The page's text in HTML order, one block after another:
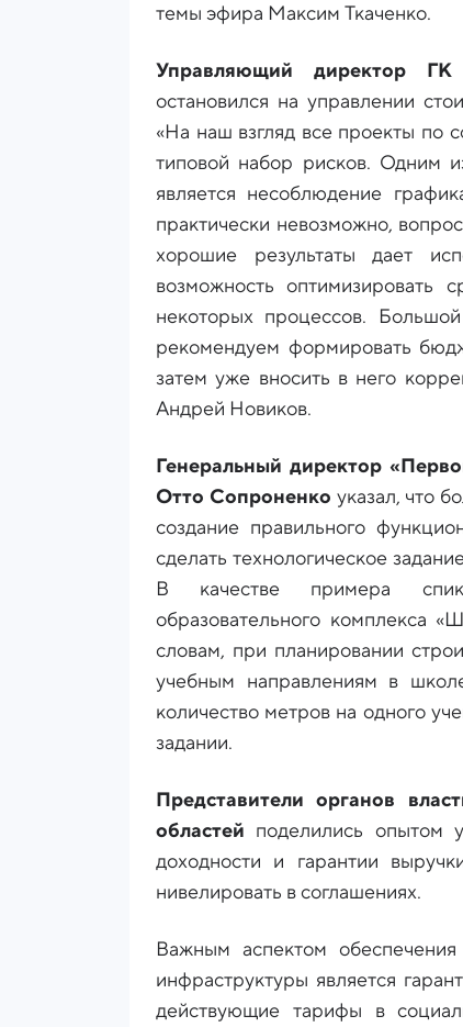
темы эфира Максим Ткаченко.
Управляющий директор
остановился на управлении
«На наш взгляд все проекты по
типовой набор рисков. Одним
является несоблюдение
практически невозможно,
хорошие результаты дает
возможность оптимизировать
некоторых процессов.
рекомендуем формировать
затем уже вносить в него
Андрей Новиков.
Генеральный директор
Отто Сопроненко указал, что
создание правильного
сделать технологическое
В качестве примера
образовательного комплекса
словам, при планировании
учебным направлениям в
количество метров на одного
задании.
Представители органов
областей поделились опытом
доходности и гарантии
нивелировать в соглашениях.
Важным аспектом
инфраструктуры является
действующие тарифы в